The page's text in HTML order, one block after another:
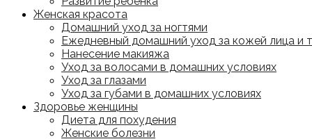
Женская красота
Домашний уход за ногтями
Ежедневный домашний уход за кожей лица и
Нанесение макияжа
Уход за волосами в домашних условиях
Уход за глазами
Уход за губами в домашних условиях
Здоровье женщины
Диета для похудения
Женские болезни